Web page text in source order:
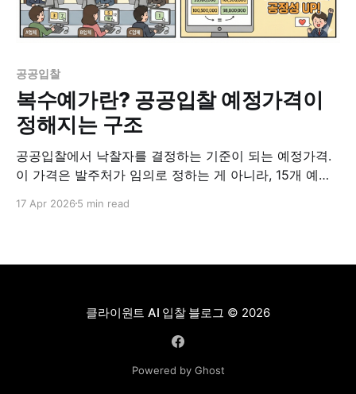
공공입찰
복수예가란? 공공입찰 예정가격이
정해지는 구조
공공입찰에서 낙찰자를 결정하는 기준이 되는 예정가격.
이 가격은 발주처가 임의로 정하는 게 아니라, 15개 예비
조를 복수예가라고 부른다.
17 Apr 2026 5 min read
클라이원트 AI 입찰 블로그 © 2026
Powered by Ghost